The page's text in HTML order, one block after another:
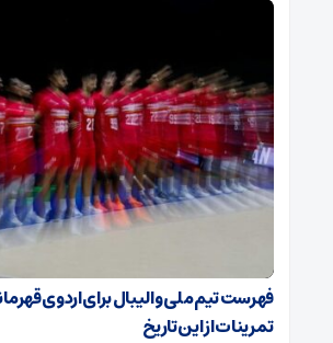
فهرست تیم ملی والیبال برای اردوی
تمرینات از این تاریخ